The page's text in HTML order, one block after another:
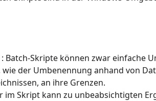
: Batch-Skripte können zwar einfache
der Umbenennung anhand von
an ihre Grenzen.
im Skript kann zu unbeabsichtigten